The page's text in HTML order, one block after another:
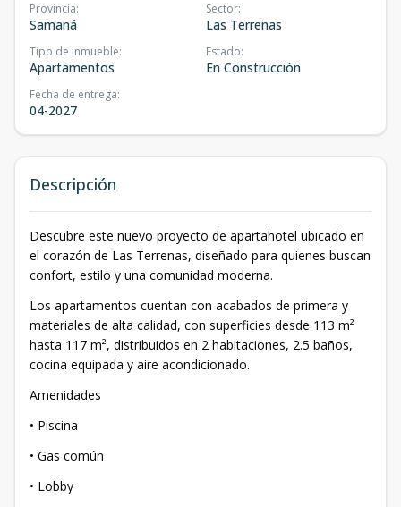
Provincia:
Samaná
Sector:
Las Terrenas
Tipo de inmueble:
Apartamentos
Estado:
En Construcción
Fecha de entrega:
04-2027
Descripción
Descubre este nuevo proyecto de apartahotel ubicado en
el corazón de Las Terrenas, diseñado para quienes buscan
confort, estilo y una comunidad moderna.
Los apartamentos cuentan con acabados de primera y
materiales de alta calidad, con superficies desde 113 m²
hasta 117 m², distribuidos en 2 habitaciones, 2.5 baños,
cocina equipada y aire acondicionado.
Amenidades
• Piscina
• Gas común
• Lobby